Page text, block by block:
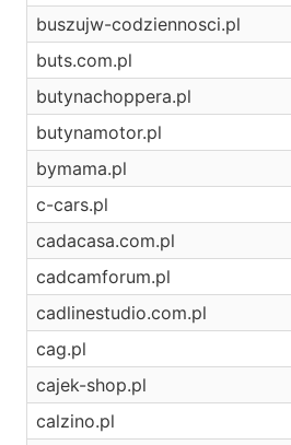
buszujw-codziennosci.pl
buts.com.pl
butynachoppera.pl
butynamotor.pl
bymama.pl
c-cars.pl
cadacasa.com.pl
cadcamforum.pl
cadlinestudio.com.pl
cag.pl
cajek-shop.pl
calzino.pl